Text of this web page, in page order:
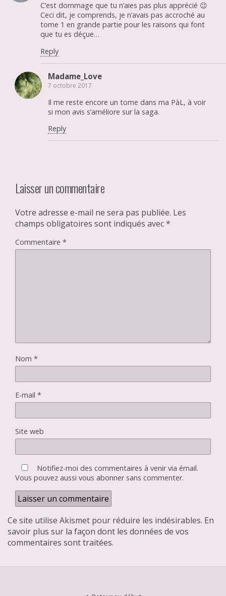
C’est dommage que tu n’aies pas plus apprécié 😉
Ceci dit, je comprends, je n’avais pas accroché au
tome 1 en grande partie pour les raisons qui font
que tu es déçue…
Reply
Madame_Love
7 octobre 2017
Il me reste encore un tome dans ma PàL, à voir
si mon avis s’améliore sur la saga.
Reply
Laisser un commentaire
Votre adresse e-mail ne sera pas publiée. Les
champs obligatoires sont indiqués avec*
Commentaire *
Nom *
E-mail *
Site web
Notifiez-moi des commentaires à venir via émail.
Vous pouvez aussi vous abonnersans commenter.
Ce site utilise Akismet pour réduire les indésirables. En
savoir plus sur la façon dont les données de vos
commentaires sont traitées.